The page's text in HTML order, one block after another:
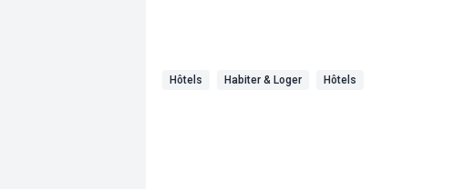
Hôtels Habiter & Loger Hôtels